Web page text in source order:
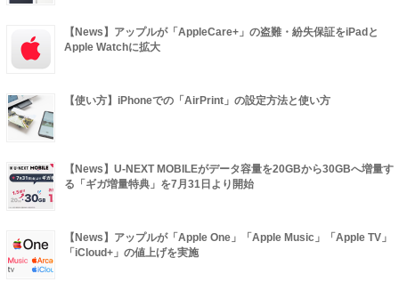
【News】アップルが「AppleCare+」の盗難・紛失保証をiPadと
Apple Watchに拡大
【使い方】iPhoneでの「AirPrint」の設定方法と使い方
【News】U-NEXT MOBILEがデータ容量を20GBから30GBへ増量す
る「ギガ増量特典」を7月31日より開始
【News】アップルが「Apple One」「Apple Music」「Apple TV」
「iCloud+」の値上げを実施